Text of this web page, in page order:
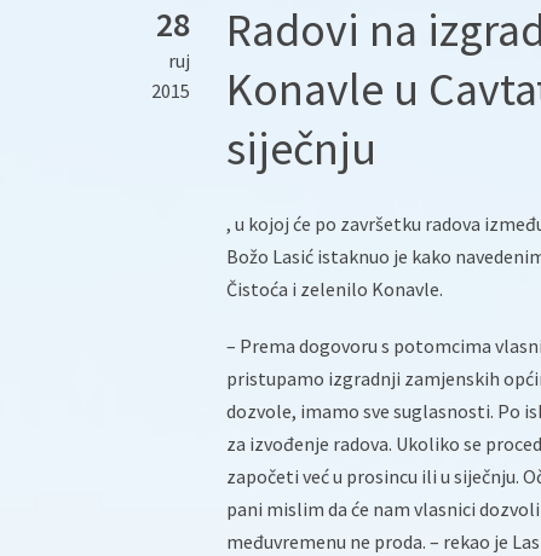
28
ruj
2015
Radovi na
Konavle u
siječnju
, u kojoj će po završetku radova
Božo Lasić istaknuo je kako
Čistoća i zelenilo Konavle.
– Prema dogovoru s potomcima
pristupamo izgradnji zamjenskih
dozvole, imamo sve suglasnosti. Po
za izvođenje radova. Ukoliko se
započeti već u prosincu ili u siječnju.
pani mislim da će nam vlasnici
međuvremenu ne proda. – rekao je